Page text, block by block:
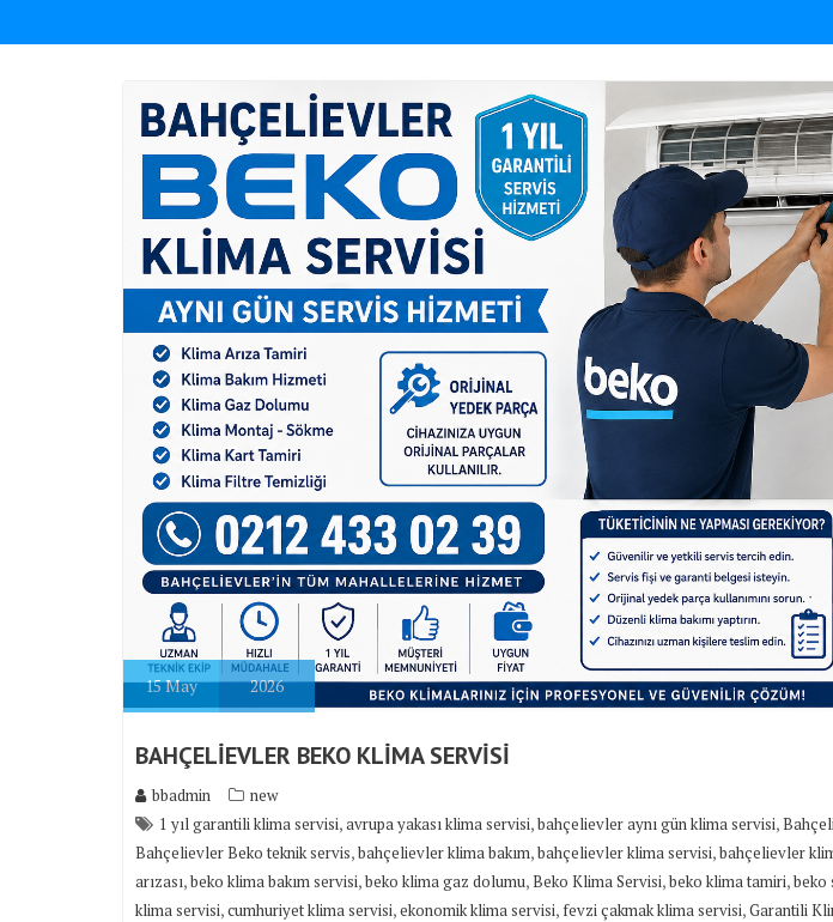
15May 2026
BAHÇELİEVLER BEKO KLİMA SERVİSİ
bbadmin
new
1 yıl garantili klima servisi,avrupa yakası klima servisi,bahçelievler aynı gün klima servisi,
Bahçelievler Beko teknik servis,bahçelievler klima bakım,bahçelievler klima servisi,bahçelievler
arızası,beko klima bakım servisi,beko klima gaz dolumu,Beko Klima Servisi,beko klima tamiri,beko
klima servisi,cumhuriyet klima servisi,ekonomik klima servisi, fevzi çakmak klima servisi,Garantili